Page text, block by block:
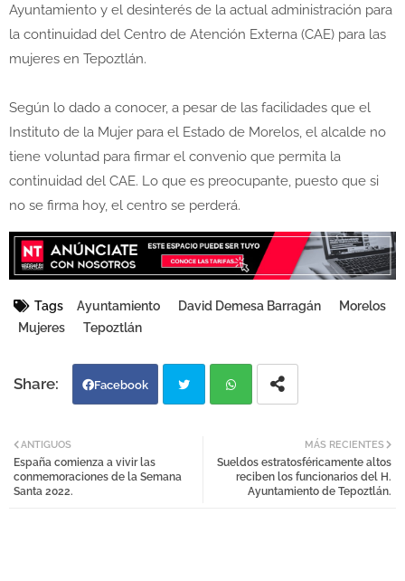
Ayuntamiento y el desinterés de la actual administración para
la continuidad del Centro de Atención Externa (CAE) para las
mujeres en Tepoztlán.
Según lo dado a conocer, a pesar de las facilidades que el
Instituto de la Mujer para el Estado de Morelos, el alcalde no
tiene voluntad para firmar el convenio que permita la
continuidad del CAE. Lo que es preocupante, puesto que si
no se firma hoy, el centro se perderá.
Tags Ayuntamiento David Demesa Barragán
Morelos
Mujeres
Tepoztlán
Facebook
atsa
MÁS RECIENTES
Sueldos estratosféricamente altos
reciben los funcionarios del H.
Ayuntamiento de Tepoztlán.
ANTIGUOS
España comienza a vivir las
conmemoraciones de la Semana
Santa 2022.